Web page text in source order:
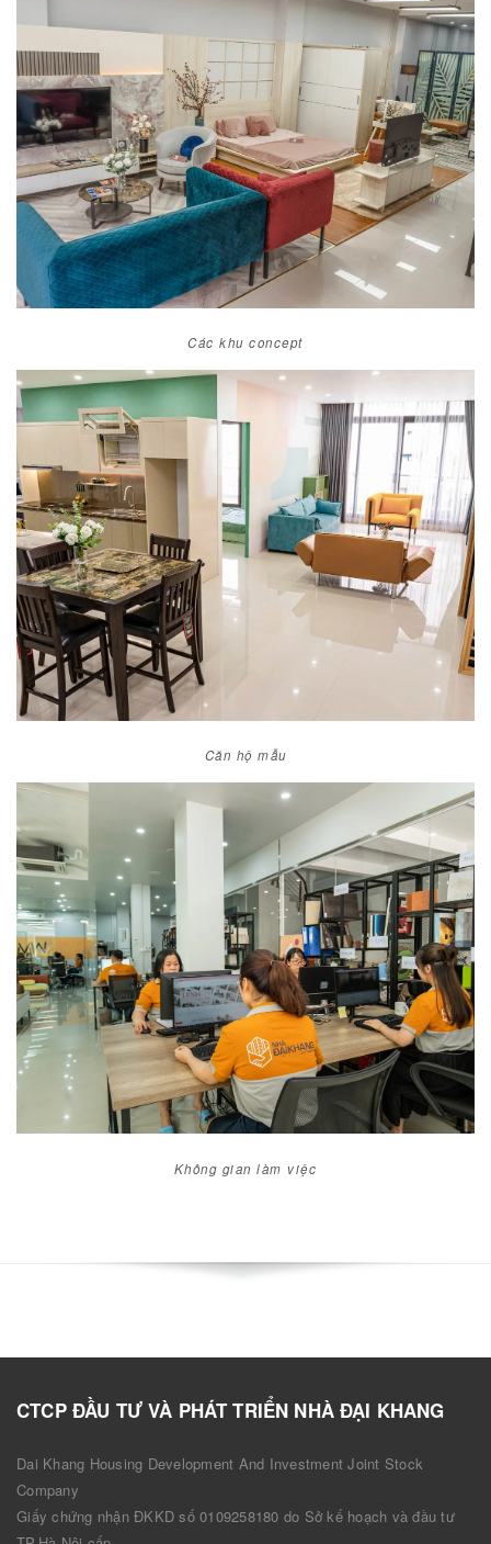
CÁC KHU CONCEPT
Các khu concept
CĂN HỘ MẪU
Căn hộ mẫu
KHÔNG GIAN LÀM VIỆC
Không gian làm việc
CTCP ĐẦU TƯ VÀ PHÁT TRIỂN NHÀ ĐẠI KHANG
Dai Khang Housing Development And Investment Joint Stock
Company
Giấy chứng nhận ĐKKD số 0109258180 do Sở kế hoạch và đầu tư